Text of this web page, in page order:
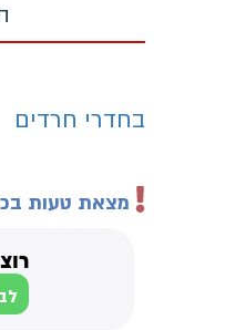
בחדרי חרדים
מצאת טעות